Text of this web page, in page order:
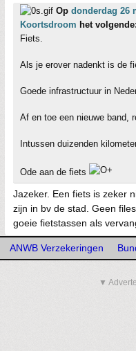
Op donderdag 26
Koortsdroom het volgende:
Fiets.
Als je erover nadenkt is de
Goede infrastructuur in
Af en toe een nieuwe band,
Intussen duizenden
Ode aan de fiets
Jazeker. Een fiets is zeker
zijn in bv de stad. Geen
goeie fietstassen als
ANWB Verzekeringen
▼